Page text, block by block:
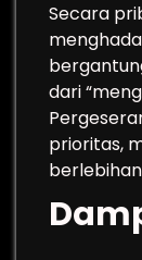
Secara
dari
prioritas,